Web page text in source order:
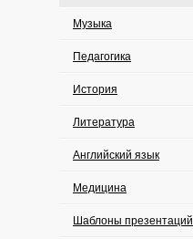
Музыка
Педагогика
История
Литература
Английский язык
Медицина
Шаблоны презентаций